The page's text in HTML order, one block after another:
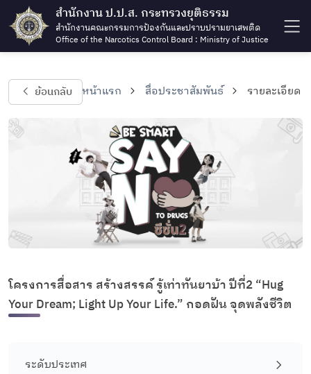
สำนักงาน ป.ป.ส. กระทรวงยุติธรรม
สำนักงานคณะกรรมการป้องกันและปราบปรามยาเสพติด
Office of the Narcotics Control Board : Ministry of Justice
ย้อนกลับ หน้าแรก สื่อประชาสัมพันธ์ รายละเอียด
โครงการสื่อสาร สร้างสรรค์ รู้เท่าทันยาบ้า ปีที่2 “Hug
Your Dream; Light Up Your Life.” กอดฝัน จุดพลังชีวิต
ระดับประเทศ